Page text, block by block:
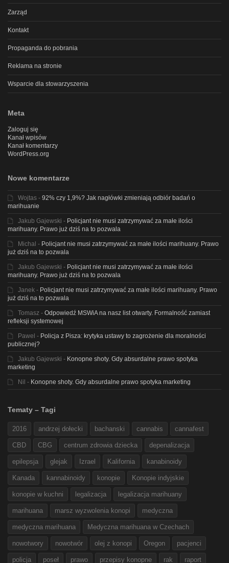
Zarząd
Kontakt
Propaganda do pobrania
Reklama na stronie
Wsparcie dla stowarzyszenia
Meta
Zaloguj się
Kanał wpisów
Kanał komentarzy
WordPress.org
Nowe komentarze
Wojtas - 92% czy 1,9%? Jak nagłówki zmieniają odbiór badań o
marihuanie
Jakub Gajewski - Policjant nie musi zatrzymywać za małe ilości
marihuany. Prawo już dziś na to pozwala
Michal - Policjant nie musi zatrzymywać za małe ilości marihuany. Prawo
już dziś na to pozwala
Jakub Gajewski - Policjant nie musi zatrzymywać za małe ilości
marihuany. Prawo już dziś na to pozwala
Janek - Policjant nie musi zatrzymywać za małe ilości marihuany. Prawo
już dziś na to pozwala
Tomasz - Odpowiedź MSWiA na nasz list otwarty. Formalność zamiast
refleksji systemowej
Pawel - Policja z Pisza: krytyka ustawy to zagrożenie dla moralności
publicznej?
Jakub Gajewski - Konopne shoty. Gdy absurdalne prawo spotyka
marketing
Nil - Konopne shoty. Gdy absurdalne prawo spotyka marketing
Tematy – Tagi
2016 andrzej dołecki bachanski cannabis cannafest
CBD CBG centrum zdrowia dziecka depenalizacja
epilepsja glejak Izrael Kalifornia kanabinoidy
Kanada kannabinoidy konopie Konopie indyjskie
konopie w kuchni legalizacja legalizacja marihuany
marihuana marsz wyzwolenia konopi medyczna
medyczna marihuana Medyczna marihuana w Czechach
nowotwory nowotwór olej z konopi Oregon pacjenci
policja poseł prawo przepisy konopne rak raport